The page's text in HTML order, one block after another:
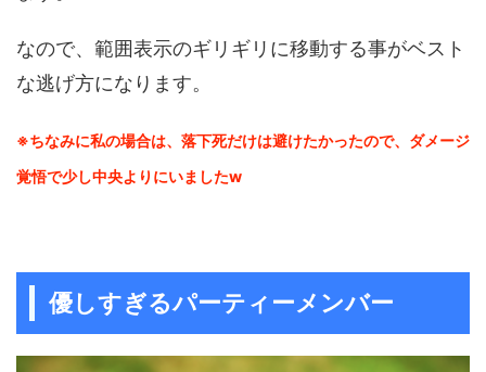
なので、範囲表示のギリギリに移動する事がベスト
な逃げ方になります。
※ちなみに私の場合は、落下死だけは避けたかったので、ダメージ
覚悟で少し中央よりにいましたw
優しすぎるパーティーメンバー